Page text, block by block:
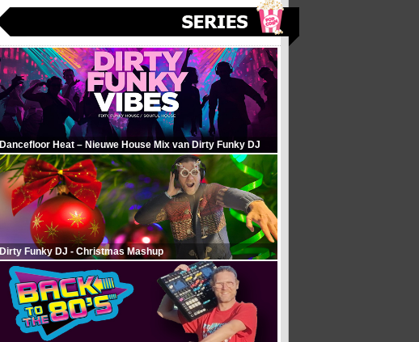
Dancefloor Heat – Nieuwe House Mix van Dirty Funky DJ
Dirty Funky DJ - Christmas Mashup